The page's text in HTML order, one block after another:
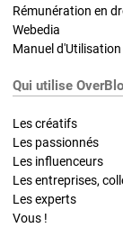
Rémunération en
Webedia
Manuel d'Utilisation
Qui utilise
Les créatifs
Les passionnés
Les influenceurs
Les entreprises,
Les experts
Vous !